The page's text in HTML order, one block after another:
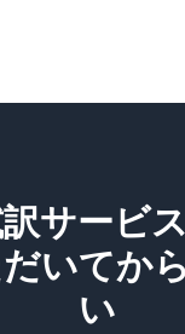
サービ
いてか
い